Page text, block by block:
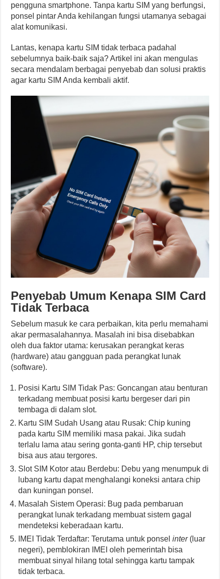
pengguna smartphone. Tanpa kartu SIM yang berfungsi,
ponsel pintar Anda kehilangan fungsi utamanya sebagai
alat komunikasi.
Lantas, kenapa kartu SIM tidak terbaca padahal
sebelumnya baik-baik saja? Artikel ini akan mengulas
secara mendalam berbagai penyebab dan solusi praktis
agar kartu SIM Anda kembali aktif.
Penyebab Umum Kenapa SIM Card
Tidak Terbaca
Sebelum masuk ke cara perbaikan, kita perlu memahami
akar permasalahannya. Masalah ini bisa disebabkan
oleh dua faktor utama: kerusakan perangkat keras
(hardware) atau gangguan pada perangkat lunak
(software).
Posisi Kartu SIM Tidak Pas: Goncangan atau benturan
terkadang membuat posisi kartu bergeser dari pin
tembaga di dalam slot.
Kartu SIM Sudah Usang atau Rusak: Chip kuning
pada kartu SIM memiliki masa pakai. Jika sudah
terlalu lama atau sering gonta-ganti HP, chip tersebut
bisa aus atau tergores.
Slot SIM Kotor atau Berdebu: Debu yang menumpuk di
lubang kartu dapat menghalangi koneksi antara chip
dan kuningan ponsel.
Masalah Sistem Operasi: Bug pada pembaruan
perangkat lunak terkadang membuat sistem gagal
mendeteksi keberadaan kartu.
IMEI Tidak Terdaftar: Terutama untuk ponselinter(luar
negeri), pemblokiran IMEI oleh pemerintah bisa
membuat sinyal hilang total sehingga kartu tampak
tidak terbaca.